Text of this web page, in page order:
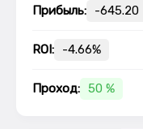
Прибыль: -645.20
ROI: -4.66%
Проход: 50 %